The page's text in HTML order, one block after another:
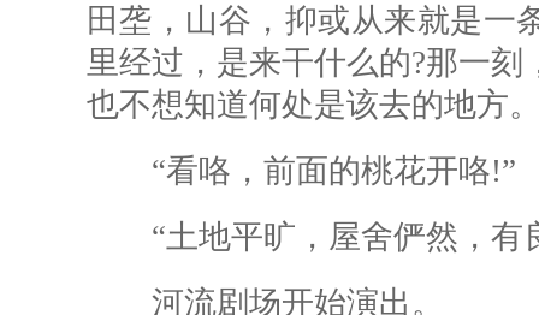
田垄，山谷，抑或从来就是一
里经过，是来干什么的?那一
也不想知道何处是该去的地方
“看咯，前面的桃花开咯!”
“土地平旷，屋舍俨然，有
河流剧场开始演出。